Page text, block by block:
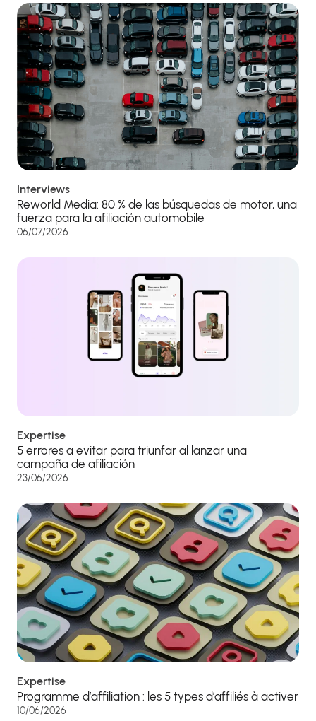
Interviews
Reworld Media: 80 % de las búsquedas de motor, una
fuerza para la afiliación automobile
06/07/2026
Expertise
5 errores a evitar para triunfar al lanzar una
campaña de afiliación
23/06/2026
Expertise
Programme d’affiliation : les 5 types d’affiliés à activer
10/06/2026